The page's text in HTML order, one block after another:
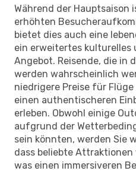
Während der Hauptsaison
erhöhten
bietet dies auch eine
ein erweitertes kulturelles
Angebot. Reisende, die in
werden wahrscheinlich
niedrigere Preise für
einen authentischeren
erleben. Obwohl einige
aufgrund der
sein könnten, werden Sie
dass beliebte
was einen immersiveren